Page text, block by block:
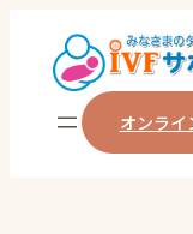
オンライ